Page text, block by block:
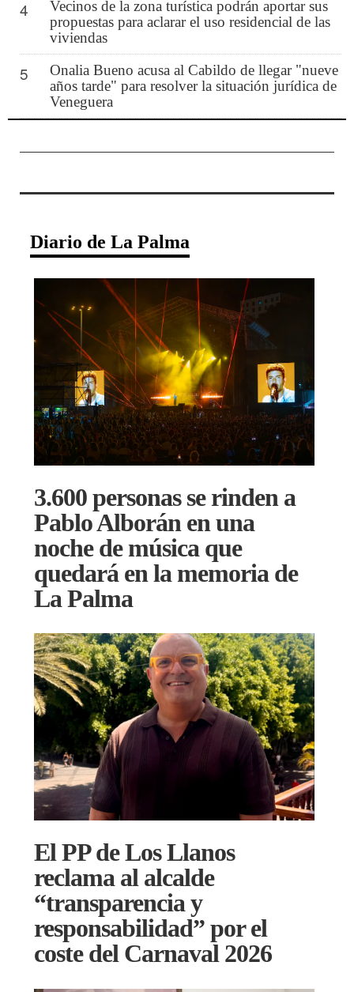
4
Vecinos de la zona turística podrán aportar sus
propuestas para aclarar el uso residencial de las
viviendas
5
Onalia Bueno acusa al Cabildo de llegar "nueve
años tarde" para resolver la situación jurídica de
Veneguera
Diario de La Palma
3.600 personas se rinden a
Pablo Alborán en una
noche de música que
quedará en la memoria de
La Palma
El PP de Los Llanos
reclama al alcalde
“transparencia y
responsabilidad” por el
coste del Carnaval 2026